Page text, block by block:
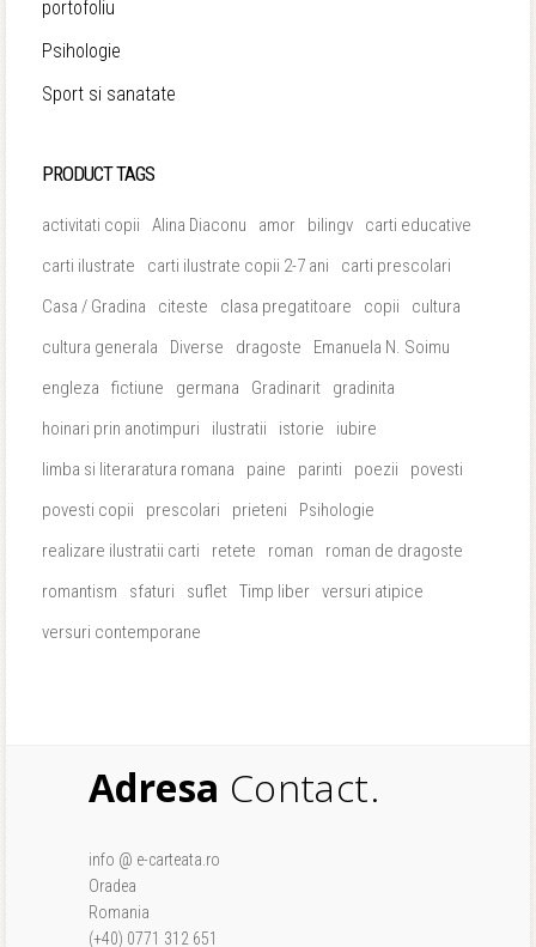
portofoliu
Psihologie
Sport si sanatate
PRODUCT TAGS
activitati copii Alina Diaconu amor bilingv
carti educative
carti ilustrate
carti ilustrate copii 2-7 ani
carti prescolari
Casa / Gradina
citeste clasa pregatitoare copii
cultura
cultura generala
Diverse dragoste
Emanuela N. Soimu
engleza
fictiune germana Gradinarit
gradinita
hoinari prin anotimpuri
ilustratii istorie
iubire
limba si literaratura romana
paine parinti poezii
povesti
povesti copii
prescolari prieteni
Psihologie
realizare ilustratii carti
retete roman
roman de dragoste
romantism
sfaturi suflet Timp liber versuri atipice
versuri contemporane
Adresa Contact.
info @ e-carteata.ro
Oradea
Romania
(+40) 0771 312 651